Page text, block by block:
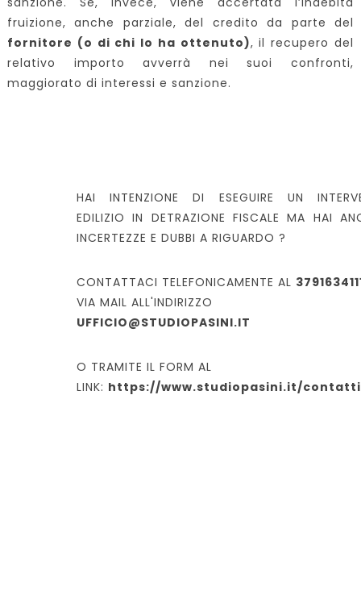
fruizione, anche parziale, del credito da parte del
fornitore (o di chi lo ha ottenuto), il recupero del
relativo importo avverrà nei suoi confronti,
maggiorato di interessi e sanzione.
HAI INTENZIONE DI ESEGUIRE UN
EDILIZIO IN DETRAZIONE FISCALE MA HAI
INCERTEZZE E DUBBI A RIGUARDO ?
CONTATTACI TELEFONICAMENTE AL
VIA MAIL ALL'INDIRIZZO
UFFICIO@STUDIOPASINI.IT
O TRAMITE IL FORM AL
LINK: https://www.studiopasini.it/